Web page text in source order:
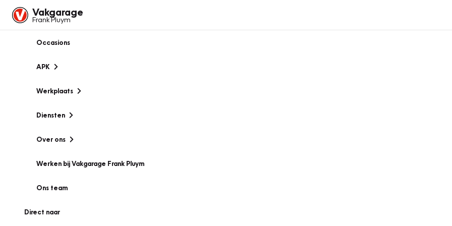
Vakgarage
Frank Pluym
Occasions
APK
Werkplaats
Diensten
Over ons
Werken bij Vakgarage Frank Pluym
Ons team
Direct naar